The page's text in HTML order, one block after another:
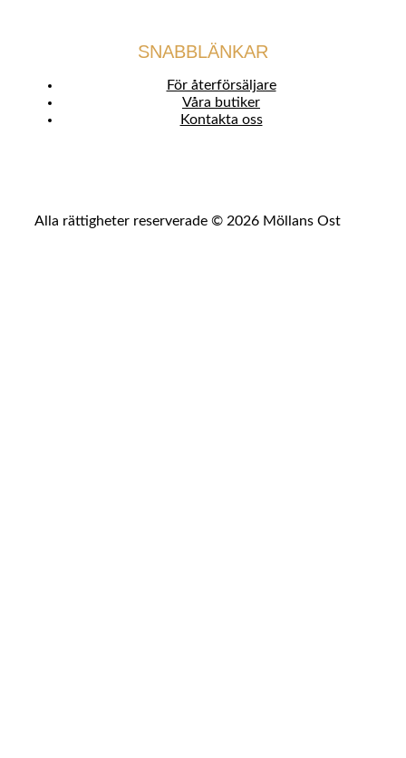
SNABBLÄNKAR
För återförsäljare
Våra butiker
Kontakta oss
Alla rättigheter reserverade © 2026 Möllans Ost